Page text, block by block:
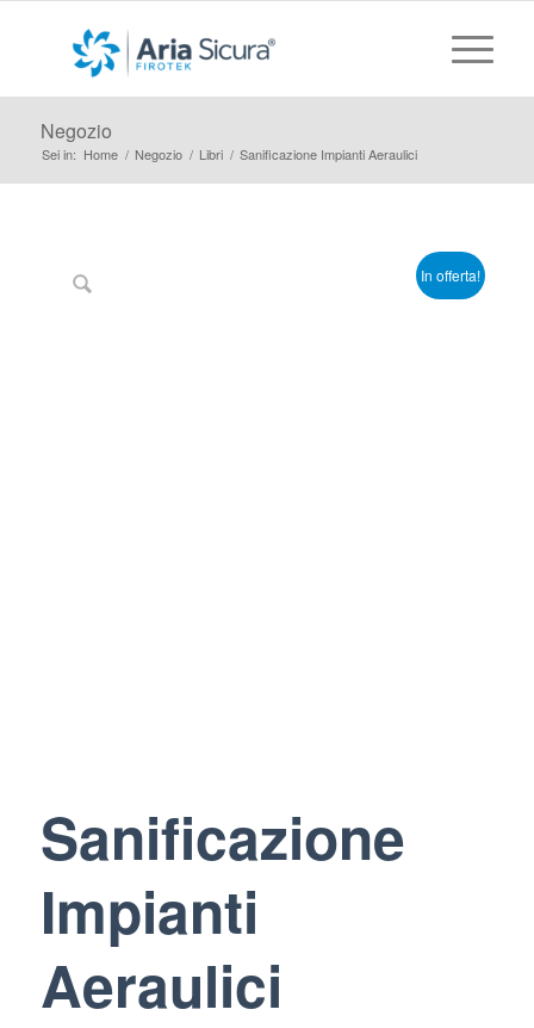
Negozio
Sei in: Home / Negozio / Libri / Sanificazione Impianti Aeraulici
In offerta!
Sanificazione
Impianti
Aeraulici